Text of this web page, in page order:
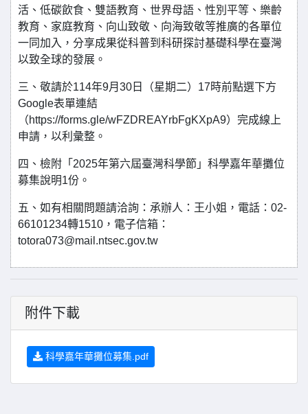
活、低碳飲食、雙語教育、世界母語、性別平等、樂齡
教育、家庭教育、向山致敬、向海致敬等推廣的各單位
一同加入，分享成果從科普到科研探討基礎科學在臺灣
以致全球的發展。
三、敬請於114年9月30日（星期二）17時前點選下方
Google表單連結
（https://forms.gle/wFZDREAYrbFgKXpA9）完成線上
申請，以利彙整。
四、檢附「2025年第六屆臺灣科學節」科學嘉年華攤位
募集說明1份。
五、如有相關問題請洽詢：承辦人：王小姐，電話：02-
66101234轉1510，電子信箱：
totora073@mail.ntsec.gov.tw
附件下載
科學嘉年華攤位募集.pdf